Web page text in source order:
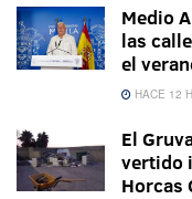
Medio
las
el
HACE 12
El
vertido
Horcas